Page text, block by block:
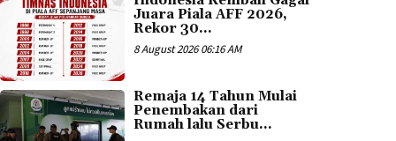
Juara Piala AFF 2026,
Rekor 30...
8 August 2026 06:16 AM
Remaja 14 Tahun Mulai
Penembakan dari
Rumah lalu Serbu...